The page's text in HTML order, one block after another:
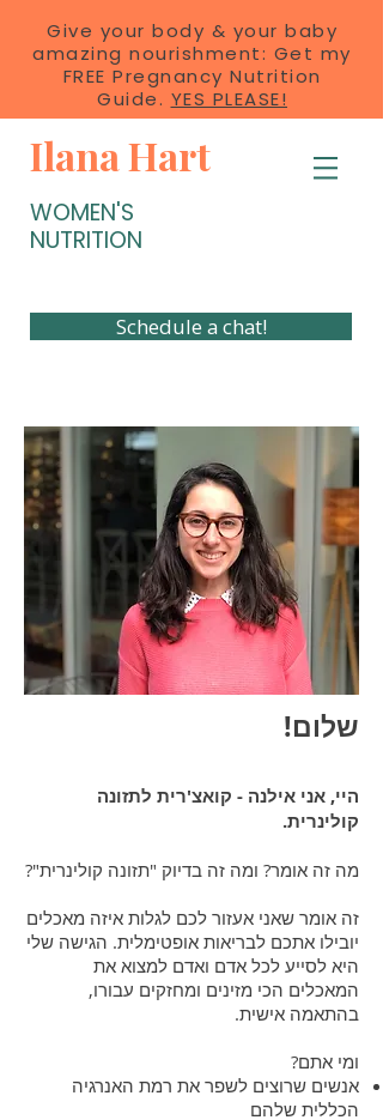
Give your body & your baby
amazing nourishment: Get my
FREE Pregnancy Nutrition
Guide. YES PLEASE!
Ilana Hart
WOMEN'S
NUTRITION
Schedule a chat!
שלום!
היי, אני אילנה - קואצ'רית לתזונה
קולינרית.
מה זה אומר? ומה זה בדיוק "תזונה קולינרית"?
זה אומר שאני אעזור לכם לגלות איזה מאכלים
יובילו אתכם לבריאות אופטימלית. הגישה שלי
היא לסייע לכל אדם ואדם למצוא את
המאכלים הכי מזינים ומחזקים עבורו,
בהתאמה אישית.
ומי אתם?
אנשים שרוצים לשפר את רמת האנרגיה
הכללית שלהם